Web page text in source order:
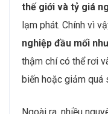
thế giới và tỷ giá
lạm phát. Chính vì
nghiệp đầu mối
thậm chí có thể rơi
biến hoặc giảm quá
Ngoài ra, nhiều